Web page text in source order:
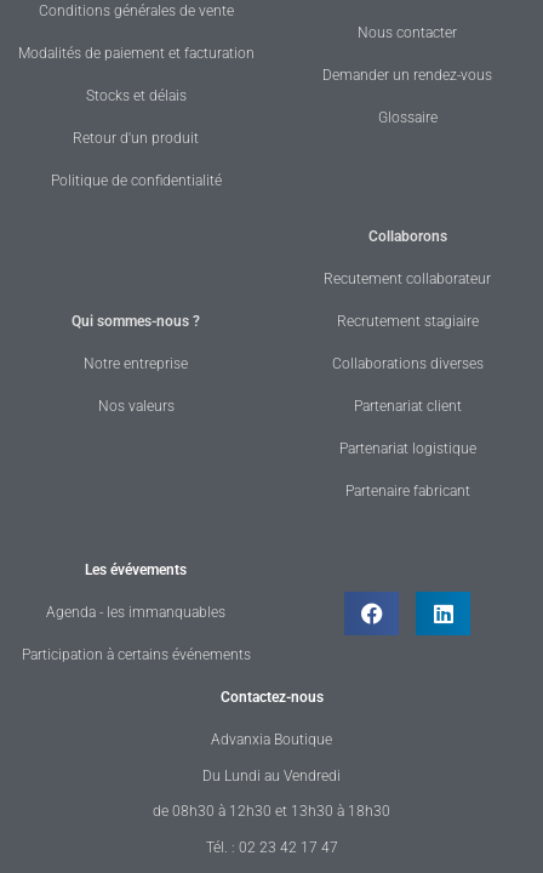
Conditions générales de vente
Modalités de paiement et facturation
Stocks et délais
Retour d'un produit
Politique de confidentialité
Nous contacter
Demander un rendez-vous
Glossaire
Qui sommes-nous ?
Notre entreprise
Nos valeurs
Collaborons
Recutement collaborateur
Recrutement stagiaire
Collaborations diverses
Partenariat client
Partenariat logistique
Partenaire fabricant
Les évévements
Agenda - les immanquables
Participation à certains événements
Contactez-nous
Advanxia Boutique
Du Lundi au Vendredi
de 08h30 à 12h30 et 13h30 à 18h30
Tél. : 02 23 42 17 47